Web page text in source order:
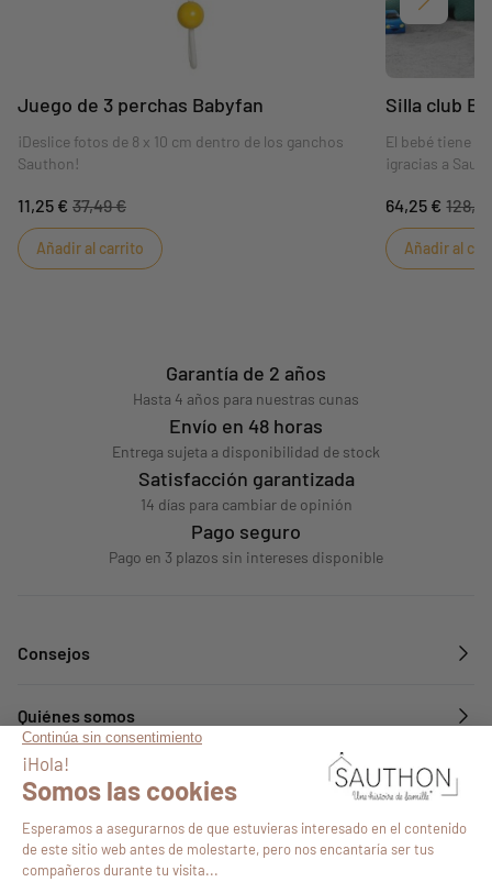
Juego de 3 perchas Babyfan
¡Deslice fotos de 8 x 10 cm dentro de los ganchos
Sauthon!
11,25 € 37,49 €
Añadir al carrito
Silla club
El bebé tiene
¡gracias a
64,25 €
Añadir al
Garantía de 2 años
Hasta 4 años para nuestras cunas
Envío en 48 horas
Entrega sujeta a disponibilidad de stock
Satisfacción garantizada
14 días para cambiar de opinión
Pago seguro
Pago en 3 plazos sin intereses disponible
Consejos
Quiénes somos
Servicios
Síguenos en